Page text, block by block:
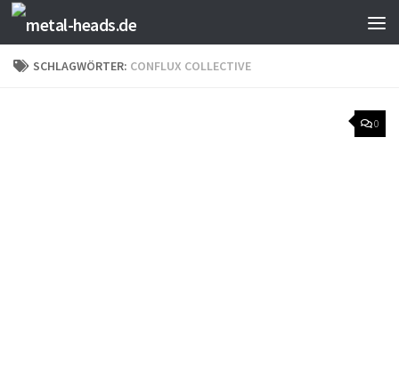
Zum Inhalt springen
SCHLAGWÖRTER: CONFLUX COLLECTIVE
0